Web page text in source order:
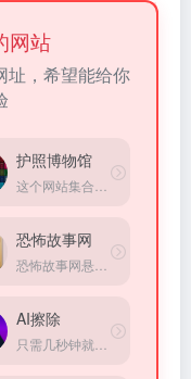
网站
址，希望能给你
护照博物馆
恐怖故事网
AI擦除